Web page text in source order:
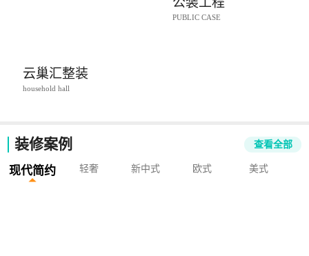
PUBLIC CASE
云巢汇整装
household hall
装修案例 查看全部
现代简约 轻奢 新中式 欧式 美式